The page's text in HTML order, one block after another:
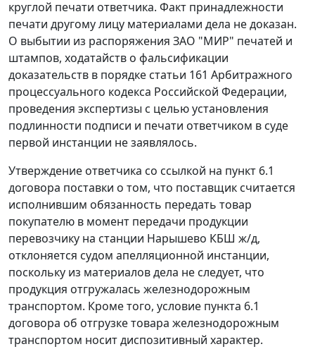
круглой печати ответчика. Факт принадлежности
печати другому лицу материалами дела не доказан.
О выбытии из распоряжения ЗАО "МИР" печатей и
штампов, ходатайств о фальсификации
доказательств в порядке статьи 161 Арбитражного
процессуального кодекса Российской Федерации,
проведения экспертизы с целью установления
подлинности подписи и печати ответчиком в суде
первой инстанции не заявлялось.
Утверждение ответчика со ссылкой на пункт 6.1
договора поставки о том, что поставщик считается
исполнившим обязанность передать товар
покупателю в момент передачи продукции
перевозчику на станции Нарышево КБШ ж/д,
отклоняется судом апелляционной инстанции,
поскольку из материалов дела не следует, что
продукция отгружалась железнодорожным
транспортом. Кроме того, условие пункта 6.1
договора об отгрузке товара железнодорожным
транспортом носит диспозитивный характер.